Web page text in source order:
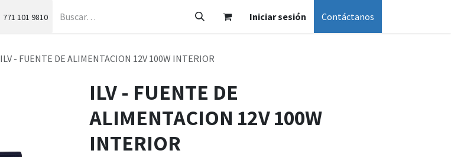
771 101 9810 Iniciar sesión Contáctanos
ILV - FUENTE DE ALIMENTACION 12V 100W INTERIOR
ILV - FUENTE DE
ALIMENTACION 12V 100W
INTERIOR